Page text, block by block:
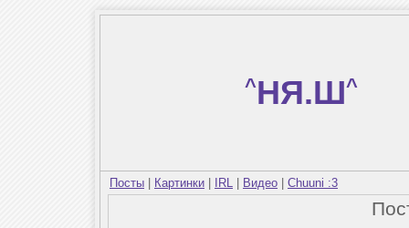
^НЯ.Ш^
Посты Картинки IRL Видео Chuuni :3